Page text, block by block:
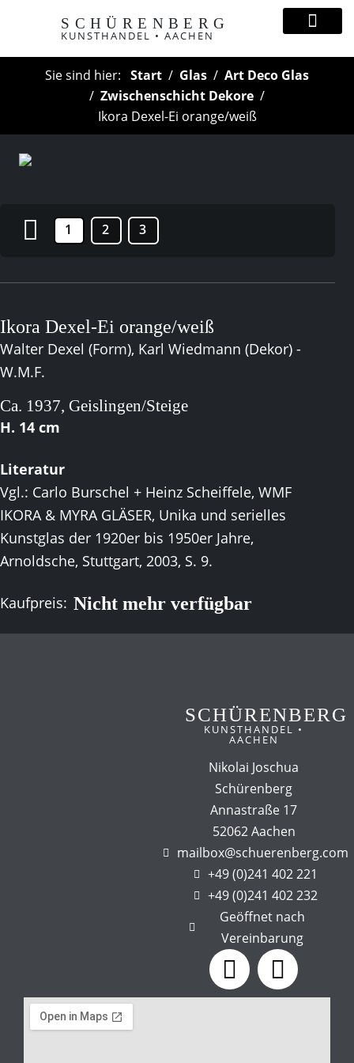
SCHÜRENBERG
KUNSTHANDEL • AACHEN
Sie sind hier: Start Glas
Art Deco Glas
Zwischenschicht Dekore
Ikora Dexel-Ei orange/weiß
Ikora Dexel-Ei orange/weiß
Walter Dexel (Form), Karl Wiedmann (Dekor) -
W.M.F.
Ca. 1937, Geislingen/Steige
H. 14 cm
Literatur
Vgl.: Carlo Burschel + Heinz Scheiffele, WMF
IKORA & MYRA GLÄSER, Unika und serielles
Kunstglas der 1920er bis 1950er Jahre,
Arnoldsche, Stuttgart, 2003, S. 9.
Kaufpreis: Nicht mehr verfügbar
1 2 3
SCHÜRENBERG
KUNSTHANDEL •
AACHEN
Nikolai Joschua
Schürenberg
Annastraße 17
52062 Aachen
mailbox@schuerenberg.com
+49 (0)241 402 221
+49 (0)241 402 232
Geöffnet nach
Vereinbarung